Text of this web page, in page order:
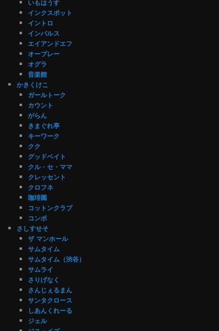
いもはうす
インクスポット
イントロ
インパルス
エイアンドエフ
オーブレー
オグラ
音楽館
かきくけこ
ガールトーク
カウント
がらん
きまぐれ亭
キーワーク
クク
グッドベイト
クル・セ・ママ
クレッセント
クロフネ
珈琲園
コットンクラブ
コンボ
さしすせそ
ザ マンホール
サムタイム
サムタイム（渋谷）
サムライ
さりげなく
さんじぇるまん
サンタクロース
しあんくれーる
ジェル